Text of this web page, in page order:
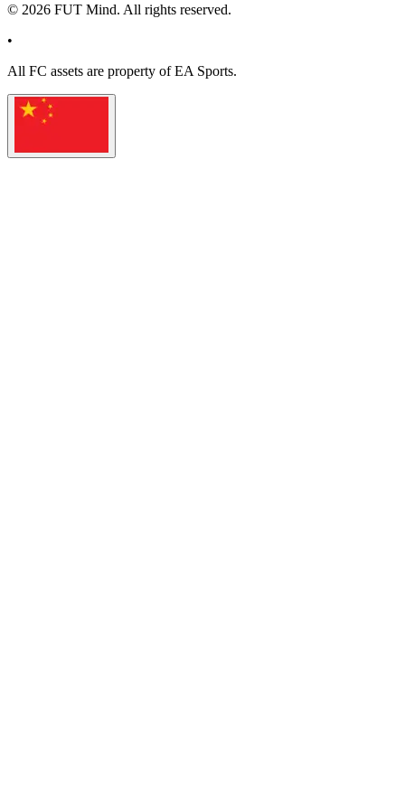
© 2026 FUT Mind. All rights reserved.
•
All FC assets are property of EA Sports.